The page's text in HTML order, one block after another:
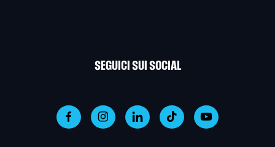
SEGUICI SUI SOCIAL